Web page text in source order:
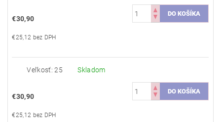
€30,90
€25,12 bez DPH
Veľkosť: 25 Skladom
€30,90
€25,12 bez DPH